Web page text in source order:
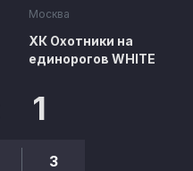
1
3
Москва
ХК Охотники на
единорогов WHITE